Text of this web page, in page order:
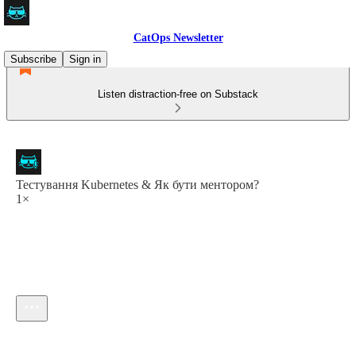
CatOps Newsletter
Subscribe
Sign in
Listen distraction-free on Substack
Тестування Kubernetes & Як бути ментором?
1×